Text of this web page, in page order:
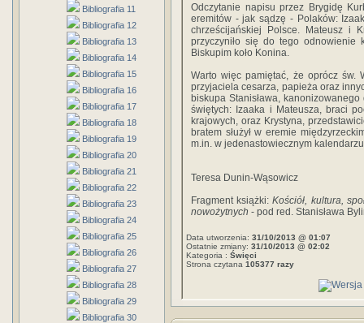
Bibliografia 11
Bibliografia 12
Bibliografia 13
Bibliografia 14
Bibliografia 15
Bibliografia 16
Bibliografia 17
Bibliografia 18
Bibliografia 19
Bibliografia 20
Bibliografia 21
Bibliografia 22
Bibliografia 23
Bibliografia 24
Bibliografia 25
Bibliografia 26
Bibliografia 27
Bibliografia 28
Bibliografia 29
Bibliografia 30
Odczytanie napisu przez Brygidę
eremitów - jak sądzę - Polaków:
chrześcijańskiej Polsce. Mateusz i
przyczyniło się do tego
Biskupim koło Konina.
Warto więc pamiętać, że oprócz św.
przyjaciela cesarza, papieża oraz
biskupa Stanisława,
świętych: Izaaka i Mateusza, braci
krajowych, oraz Krystyna,
bratem służył w eremie
m.in. w jedenastowiecznym
Teresa Dunin-Wąsowicz
Fragment książki:Kościół, kultura,
nowożytnych - pod red. Stanisława
Data utworzenia: 31/10/2013 @ 01:07
Ostatnie zmiany: 31/10/2013 @ 02:02
Kategoria : Święci
Strona czytana 105377 razy